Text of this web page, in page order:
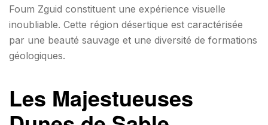
Foum Zguid constituent une expérience visuelle
inoubliable. Cette région désertique est caractérisée
par une beauté sauvage et une diversité de formations
géologiques.
Les Majestueuses